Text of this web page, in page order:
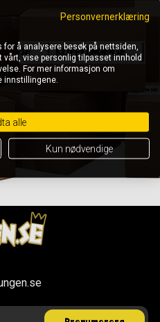
Personvernerklæring
å analysere besøk på nettsiden,
vise personlig tilpasset innhold
For mer informasjon om
innstillingene.
alle
Kun nødvendige